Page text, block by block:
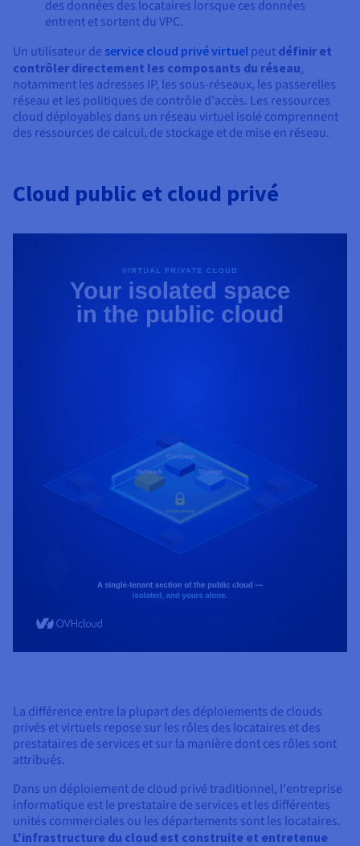
des données des locataires lorsque ces données
entrent et sortent du VPC.
Un utilisateur de service cloud privé virtuel peut définir et
contrôler directement les composants du réseau,
notamment les adresses IP, les sous-réseaux, les passerelles
réseau et les politiques de contrôle d'accès. Les ressources
cloud déployables dans un réseau virtuel isolé comprennent
des ressources de calcul, de stockage et de mise en réseau.
Cloud public et cloud privé
La différence entre la plupart des déploiements de clouds
privés et virtuels repose sur les rôles des locataires et des
prestataires de services et sur la manière dont ces rôles sont
attribués.
Dans un déploiement de cloud privé traditionnel, l'entreprise
informatique est le prestataire de services et les différentes
unités commerciales ou les départements sont les locataires.
L'infrastructure du cloud est construite et entretenue